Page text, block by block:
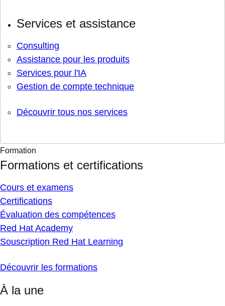
Services et assistance
Consulting
Assistance pour les produits
Services pour l'IA
Gestion de compte technique
Découvrir tous nos services
Formation
Formations et certifications
Cours et examens
Certifications
Évaluation des compétences
Red Hat Academy
Souscription Red Hat Learning
Découvrir les formations
À la une